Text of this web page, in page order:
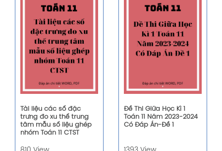
Tài liệu các số đặc
trưng đo xu thế trung
tâm mẫu số liệu ghép
nhóm Toán 11 CTST
Đề Thi Giữa Học Kì 1
Toán 11 Năm 2023-2024
Có Đáp Án-Đề 1